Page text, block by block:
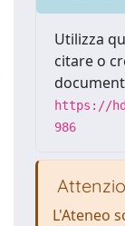
Utilizza
citare o
https://
986
L'Ateneo